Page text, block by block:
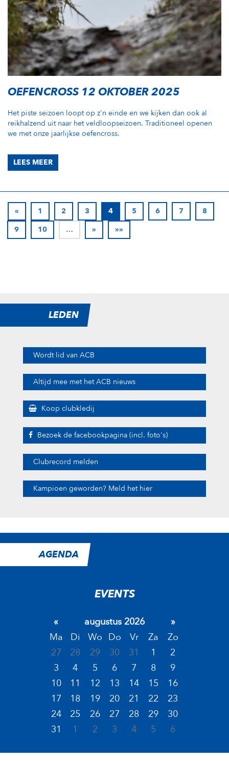
OEFENCROSS 12 OKTOBER 2025
Het piste seizoen loopt op z'n einde en we kijken dan ook al
reikhalzend uit naar het veldloopseizoen. Traditioneel openen
we met onze jaarlijkse oefencross.
LEES MEER
« 1 2 3 4 5 6 7
8
9
10 … » »»
LEDEN
Wordt lid van ACB
Altijd mee met het ACB nieuws
Koop clubkledij
Bezoek de facebookpagina (incl. foto's)
Clubrecord melden
Kampioen geworden? Meld het hier
AGENDA
EVENTS
« augustus 2026
»
Ma
Di Wo Do Vr Za
Zo
27
28 29 30 31 1
2
3
4 5 6 7 8
9
10
11 12 13 14 15
16
17
18 19 20 21 22
23
24
25 26 27 28 29
30
31
1 2 3 4 5 6